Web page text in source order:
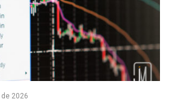
2026